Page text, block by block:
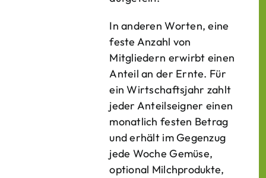
In anderen Worten, eine
feste Anzahl von
Mitgliedern erwirbt einen
Anteil an der Ernte. Für
ein Wirtschaftsjahr zahlt
jeder Anteilseigner einen
monatlich festen Betrag
und erhält im Gegenzug
jede Woche Gemüse,
optional Milchprodukte,